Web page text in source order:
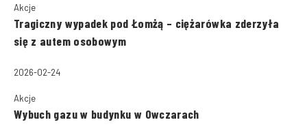
Akcje
Tragiczny wypadek pod Łomżą – ciężarówka zderzyła
się z autem osobowym
2026-02-24
Akcje
Wybuch gazu w budynku w Owczarach